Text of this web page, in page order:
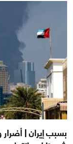
بسبب إيران |